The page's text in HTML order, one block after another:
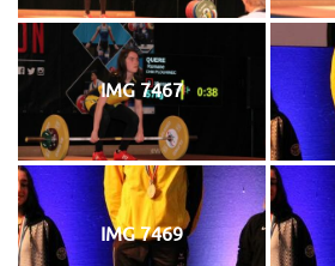
IMG 7467
IMG 7469